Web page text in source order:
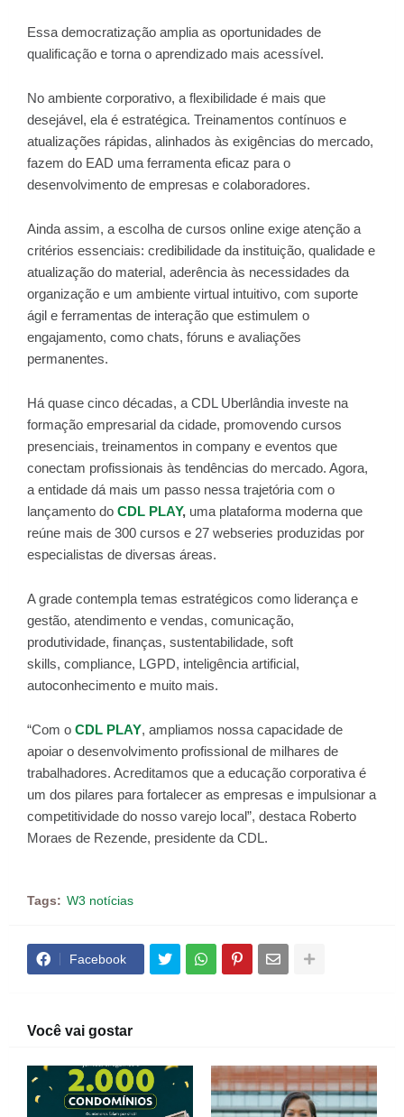
Essa democratização amplia as oportunidades de
qualificação e torna o aprendizado mais acessível.
No ambiente corporativo, a flexibilidade é mais que
desejável, ela é estratégica. Treinamentos contínuos e
atualizações rápidas, alinhados às exigências do mercado,
fazem do EAD uma ferramenta eficaz para o
desenvolvimento de empresas e colaboradores.
Ainda assim, a escolha de cursos online exige atenção a
critérios essenciais: credibilidade da instituição, qualidade e
atualização do material, aderência às necessidades da
organização e um ambiente virtual intuitivo, com suporte
ágil e ferramentas de interação que estimulem o
engajamento, como chats, fóruns e avaliações
permanentes.
Há quase cinco décadas, a CDL Uberlândia investe na
formação empresarial da cidade, promovendo cursos
presenciais, treinamentos in company e eventos que
conectam profissionais às tendências do mercado. Agora,
a entidade dá mais um passo nessa trajetória com o
lançamento do CDL PLAY, uma plataforma moderna que
reúne mais de 300 cursos e 27 webseries produzidas por
especialistas de diversas áreas.
A grade contempla temas estratégicos como liderança e
gestão, atendimento e vendas, comunicação,
produtividade, finanças, sustentabilidade, soft
skills, compliance, LGPD, inteligência artificial,
autoconhecimento e muito mais.
“Com o CDL PLAY, ampliamos nossa capacidade de
apoiar o desenvolvimento profissional de milhares de
trabalhadores. Acreditamos que a educação corporativa é
um dos pilares para fortalecer as empresas e impulsionar a
competitividade do nosso varejo local”, destaca Roberto
Moraes de Rezende, presidente da CDL.
Tags: W3 notícias
Facebook
Você vai gostar